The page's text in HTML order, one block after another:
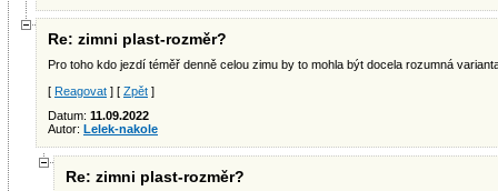
Re: zimni plast-rozměr?
Pro toho kdo jezdí téměř denně celou zimu by to mohla být docela rozumná
[ Reagovat ] [ Zpět ]
Datum: 11.09.2022
Autor: Lelek-nakole
Re: zimni plast-rozměr?